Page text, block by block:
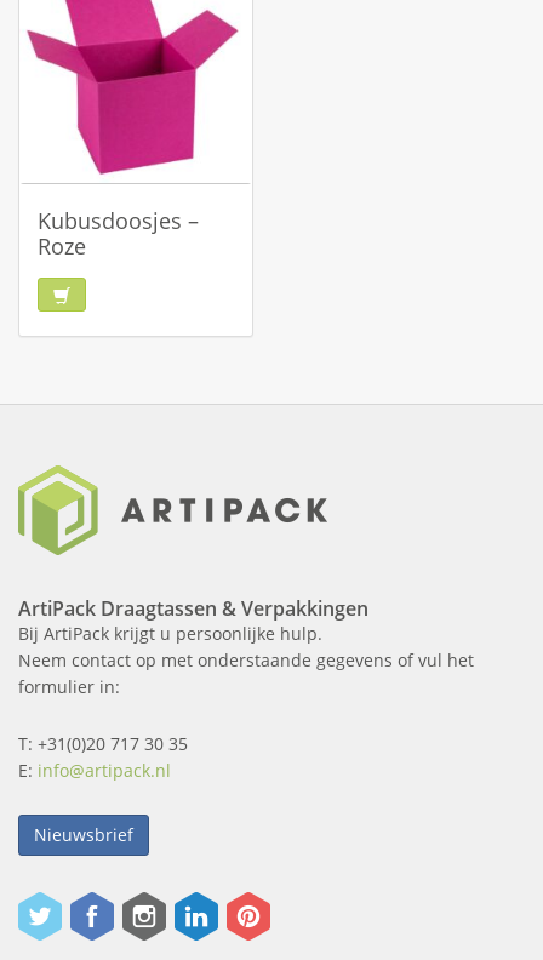
Kubusdoosjes –
Roze
ArtiPack Draagtassen & Verpakkingen
Bij ArtiPack krijgt u persoonlijke hulp.
Neem contact op met onderstaande gegevens of vul het
formulier in:
T: +31(0)20 717 30 35
E: info@artipack.nl
Nieuwsbrief